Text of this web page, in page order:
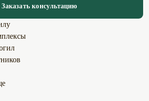
Заказать консультацию